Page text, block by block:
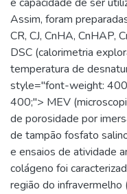
Assim, foram
CR, CJ, CnHA, CnHAP,
DSC (calorimetria
temperatura de
style="font-weight:
400;"> MEV
de porosidade por
de tampão fosfato
e ensaios de atividade
colágeno foi
região do infravermelho